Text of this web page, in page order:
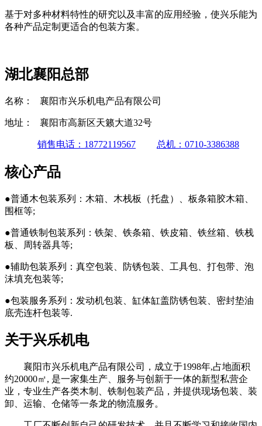
基于对多种材料特性的研究以及丰富的应用经验，使兴乐能为
各种产品定制更适合的包装方案。
湖北襄阳总部
名称： 襄阳市兴乐机电产品有限公司
地址： 襄阳市高新区天籁大道32号
销售电话：18772119567 总机：0710-3386388
核心产品
●普通木包装系列：木箱、木栈板（托盘）、板条箱胶木箱、
围框等;
●普通铁制包装系列：铁架、铁条箱、铁皮箱、铁丝箱、铁栈
板、周转器具等;
●辅助包装系列：真空包装、防锈包装、工具包、打包带、泡
沫填充包装等;
●包装服务系列：发动机包装、缸体缸盖防锈包装、密封垫油
底壳连杆包装等.
关于兴乐机电
襄阳市兴乐机电产品有限公司，成立于1998年,占地面积
约20000㎡, 是一家集生产、服务与创新于一体的新型私营企
业，专业生产各类木制、铁制包装产品，并提供现场包装、装
卸、运输、仓储等一条龙的物流服务。